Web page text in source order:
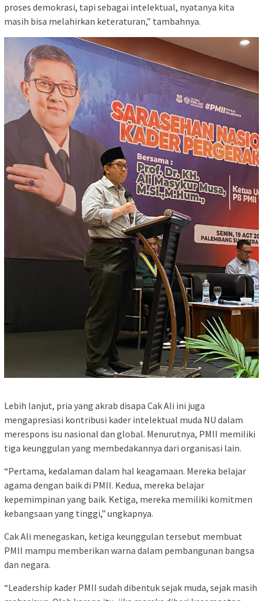
proses demokrasi, tapi sebagai intelektual, nyatanya kita
masih bisa melahirkan keteraturan,” tambahnya.
Lebih lanjut, pria yang akrab disapa Cak Ali ini juga
mengapresiasi kontribusi kader intelektual muda NU dalam
merespons isu nasional dan global. Menurutnya, PMII memiliki
tiga keunggulan yang membedakannya dari organisasi lain.
“Pertama, kedalaman dalam hal keagamaan. Mereka belajar
agama dengan baik di PMII. Kedua, mereka belajar
kepemimpinan yang baik. Ketiga, mereka memiliki komitmen
kebangsaan yang tinggi,” ungkapnya.
Cak Ali menegaskan, ketiga keunggulan tersebut membuat
PMII mampu memberikan warna dalam pembangunan bangsa
dan negara.
“Leadership kader PMII sudah dibentuk sejak muda, sejak masih